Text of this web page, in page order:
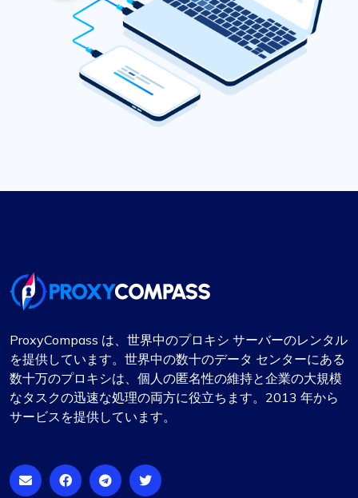
ProxyCompass は、世界中のプロキシ サーバーのレンタル
を提供しています。世界中の数十のデータ センターにある
数十万のプロキシは、個人の匿名性の維持と企業の大規模
なタスクの迅速な処理の両方に役立ちます。2013 年から
サービスを提供しています。